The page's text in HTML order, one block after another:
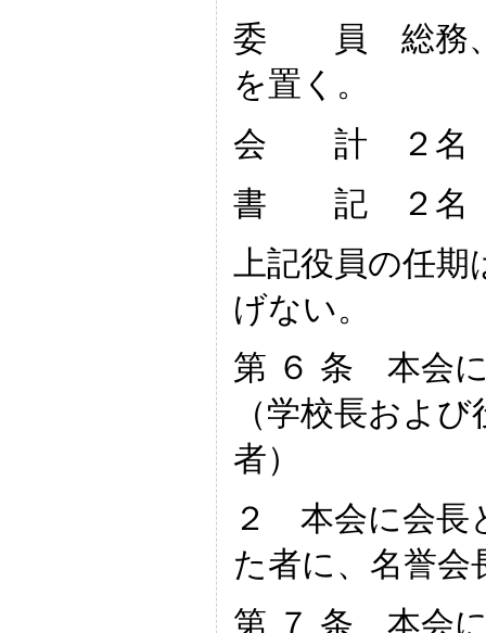
委 員 総務、
を置く。
会 計 ２名
書 記 ２名
上記役員の任
げない。
第 ６ 条 本会
（学校長およ
者）
２ 本会に会長
た者に、名誉会
第 ７ 条 本会